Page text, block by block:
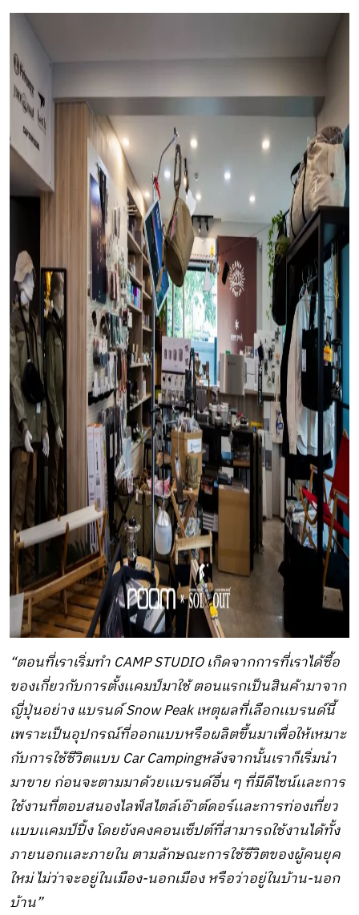
“ตอนที่เราเริ่มทำ CAMP STUDIO เกิดจากการที่เราได้ซื้อ
ของเกี่ยวกับการตั้งเเคมป์มาใช้ ตอนแรกเป็นสินค้ามาจาก
ญี่ปุ่นอย่าง แบรนด์ Snow Peak เหตุผลที่เลือกเเบรนด์นี้
เพราะเป็นอุปกรณ์ที่ออกแบบหรือผลิตขึ้นมาเพื่อให้เหมาะ
กับการใช้ชีวิตแบบ Car Campingหลังจากนั้นเราก็เริ่มนำ
มาขาย ก่อนจะตามมาด้วยเเบรนด์อื่น ๆ ที่มีดีไซน์เเละการ
ใช้งานที่ตอบสนองไลฟ์สไตล์เอ๊าต์ดอร์เเละการท่องเที่ยว
เเบบเเคมป์ปิ้ง โดยยังคงคอนเซ็ปต์ที่สามารถใช้งานได้ทั้ง
ภายนอกเเละภายใน ตามลักษณะการใช้ชีวิตของผู้คนยุค
ใหม่ ไม่ว่าจะอยู่ในเมือง-นอกเมือง หรือว่าอยู่ในบ้าน-นอก
บ้าน”